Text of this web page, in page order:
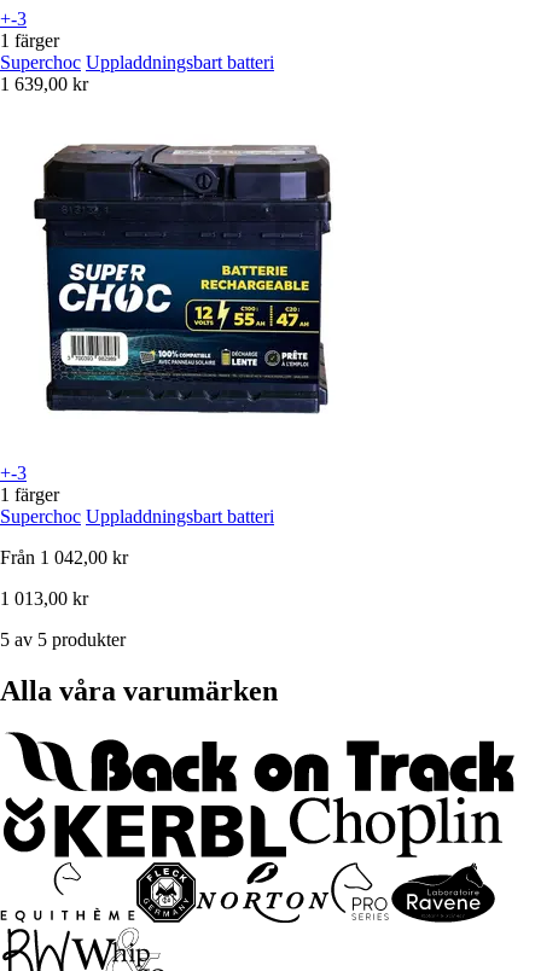
+-3
1 färger
Superchoc Uppladdningsbart batteri
1 639,00 kr
+-3
1 färger
Superchoc Uppladdningsbart batteri
Från 1 042,00 kr
1 013,00 kr
5 av 5 produkter
Alla våra varumärken